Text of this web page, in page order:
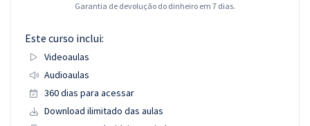
Garantia de devolução do dinheiro em 7 dias.
Este curso inclui:
Videoaulas
Audioaulas
360 dias para acessar
Download ilimitado das aulas